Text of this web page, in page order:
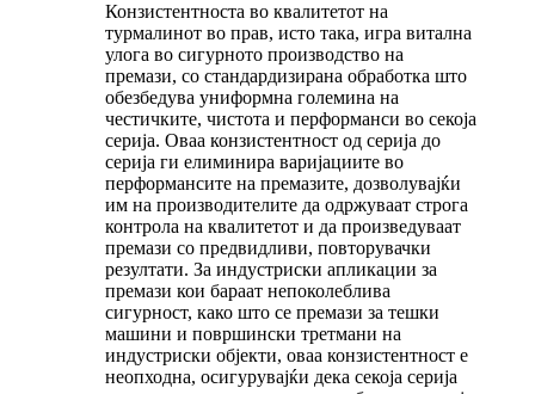
Конзистентноста во квалитетот на
турмалинот во прав, исто така, игра витална
улога во сигурното производство на
премази, со стандардизирана обработка што
обезбедува униформна големина на
честичките, чистота и перформанси во секоја
серија. Оваа конзистентност од серија до
серија ги елиминира варијациите во
перформансите на премазите, дозволувајќи
им на производителите да одржуваат строга
контрола на квалитетот и да произведуваат
премази со предвидливи, повторувачки
резултати. За индустриски апликации за
премази кои бараат непоколеблива
сигурност, како што се премази за тешки
машини и површински третмани на
индустриски објекти, оваа конзистентност е
неопходна, осигурувајќи дека секоја серија